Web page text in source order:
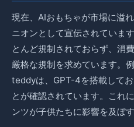
現在、AIおもちゃが市場に溢
ニオンとして宣伝されていま
とんど規制されておらず、消
厳格な規制を求めています。
teddyは、GPT-4を搭載して
とが確認されています。これ
ンツが子供たちに影響を及ぼ